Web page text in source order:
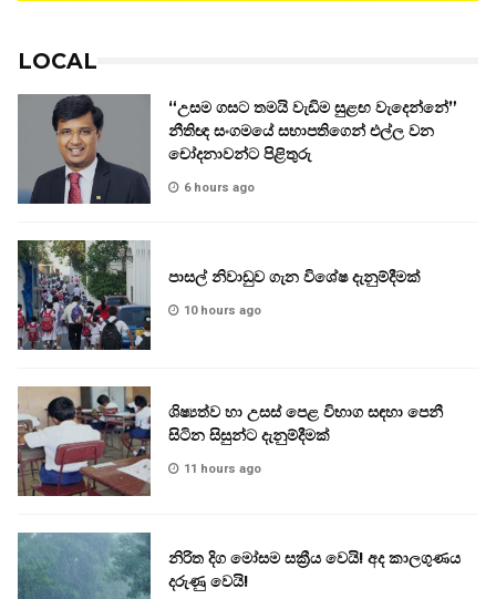
LOCAL
“උසම ගසට තමයි වැඩිම සුළඟ වැදෙන්නේ”
නීතිඥ සංගමයේ සභාපතිගෙන් එල්ල වන
චෝදනාවන්ට පිළිතුරු
6 hours ago
පාසල් නිවාඩුව ගැන විශේෂ දැනුම්දීමක්
10 hours ago
ශිෂ්‍යත්ව හා උසස් පෙළ විභාග සඳහා පෙනී
සිටින සිසුන්ට දැනුම්දීමක්
11 hours ago
නිරිත දිග මෝසම සක්‍රීය වෙයි! අද කාලගුණය
දරුණු වෙයි!